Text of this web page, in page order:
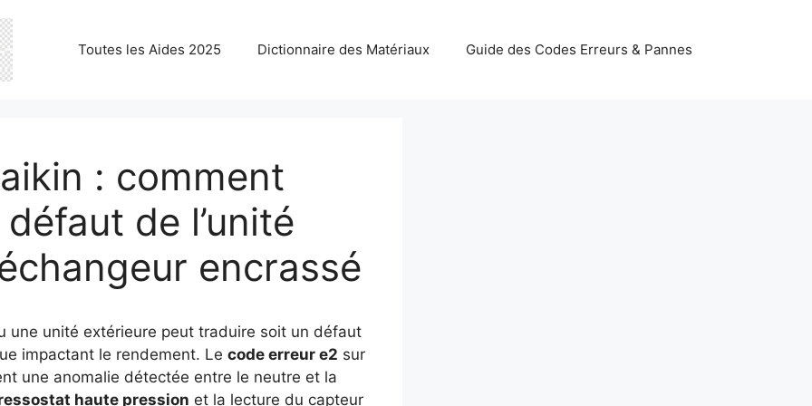
Toutes les Aides 2025 Dictionnaire des Matériaux Guide des Codes Erreurs & Pannes
: comment
de l’unité
encrassé
une unité extérieure peut traduire soit un défaut
impactant le rendement. Le code erreur e2 sur
une anomalie détectée entre le neutre et la
haute pression et la lecture du capteur